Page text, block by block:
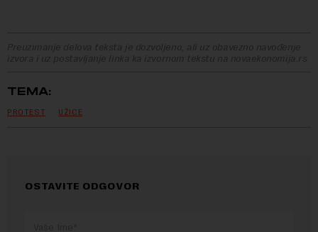
Preuzimanje delova teksta je dozvoljeno, ali uz obavezno navođenje
izvora i uz postavljanje linka ka izvornom tekstu na novaekonomija.rs
TEMA:
PROTEST UŽICE
OSTAVITE ODGOVOR